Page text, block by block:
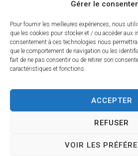
Gérer le
Pour fournir les meilleures expériences, nous
que les cookies pour stocker et / ou accéder aux
consentement à ces technologies nous
que le comportement de navigation ou les
fait de ne pas consentir ou de retirer son
caractéristiques et fonctions.
ACCEPTER
REFUSER
VOIR LES
MAIRIE
1 Rue Constant
79600 Airvault
05 49 64 70 13
Contacter la mairie
Du lundi au
de 8h30 à 12h30 et de
AccessibilitéPlan du site